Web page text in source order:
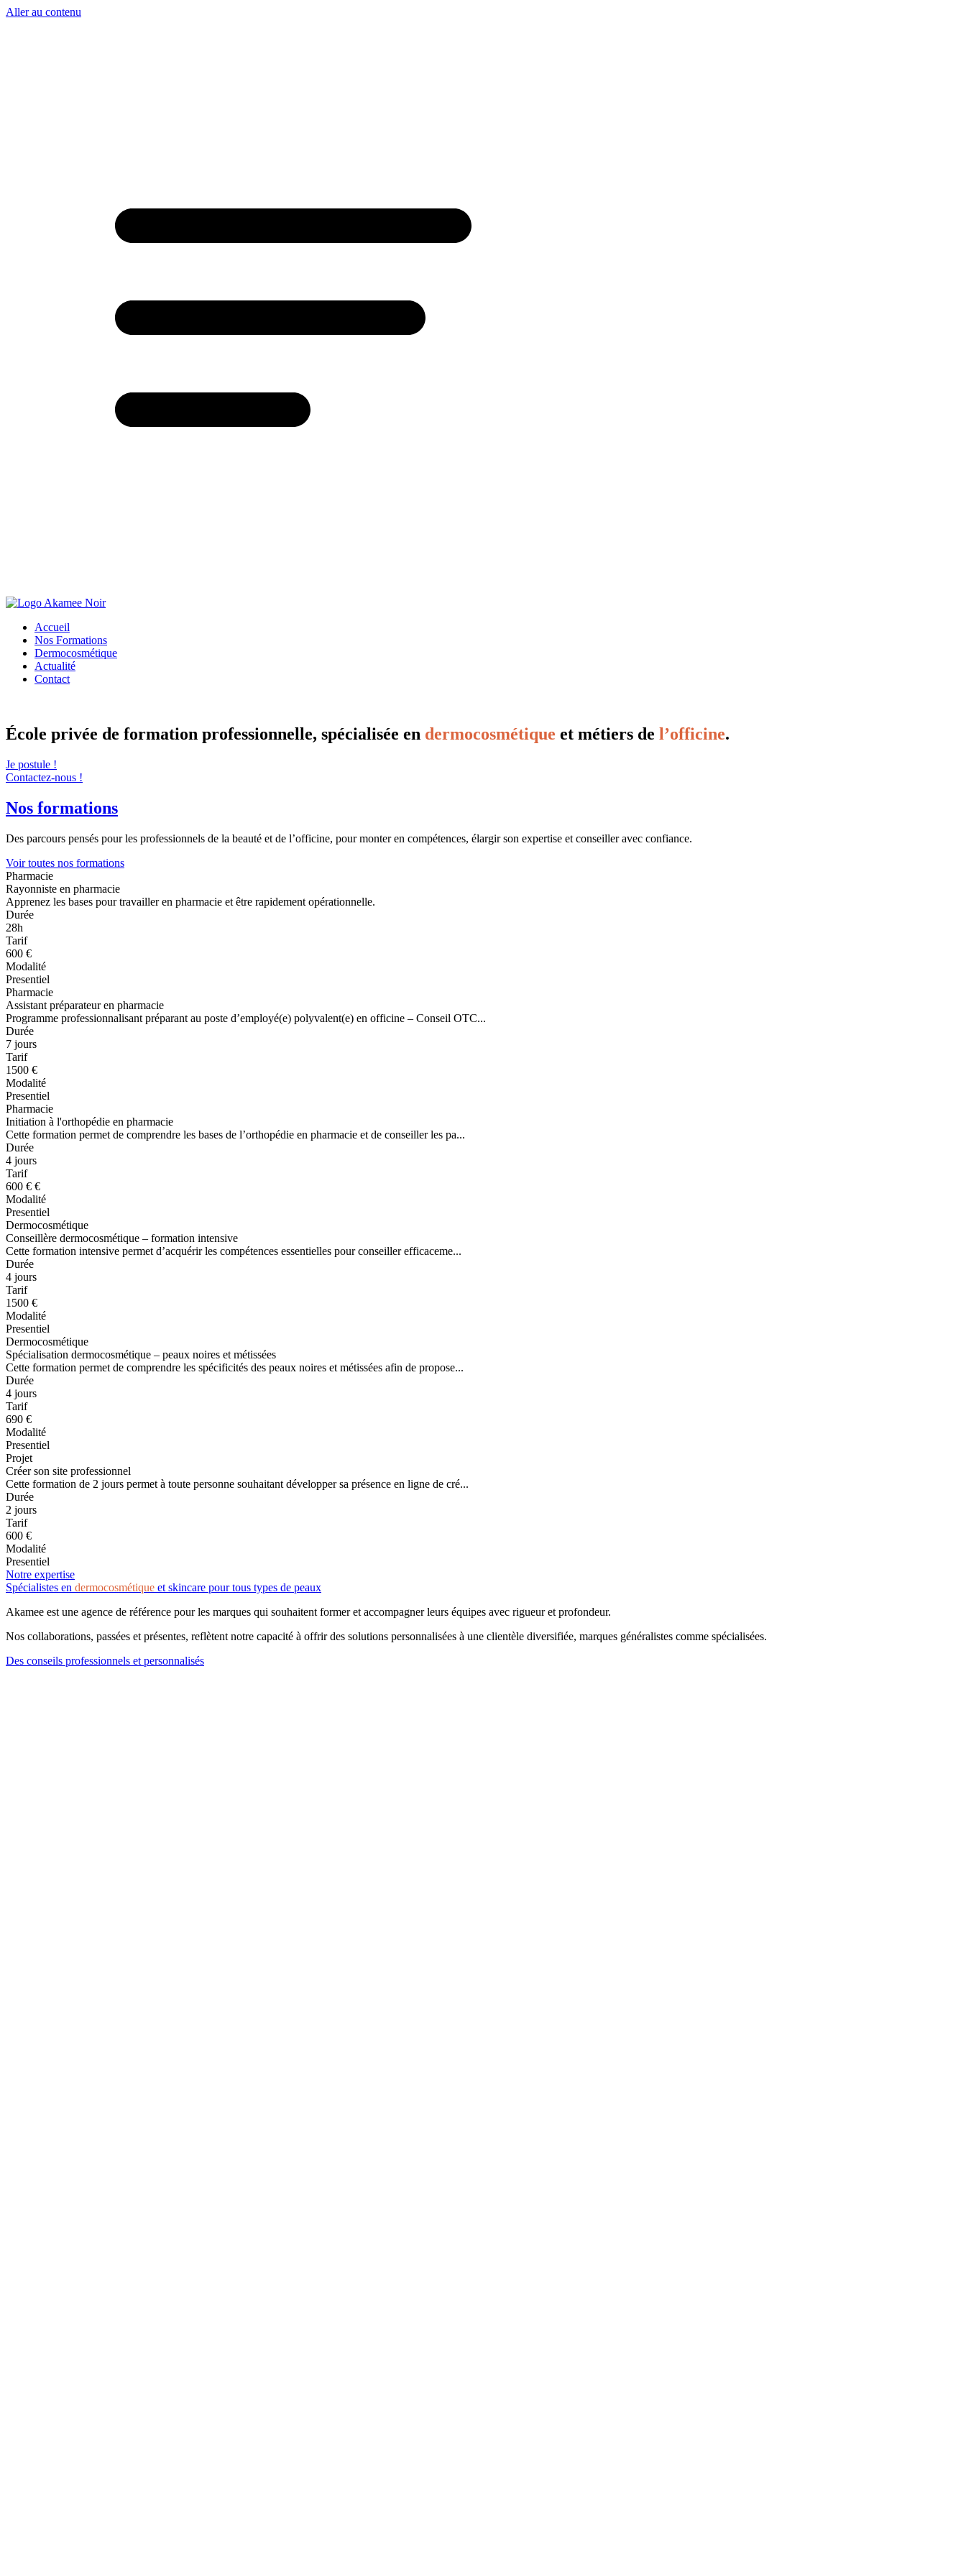
Aller au contenu
Accueil
Nos Formations
Dermocosmétique
Actualité
Contact
École privée de formation professionnelle, spécialisée en dermocosmétique et métiers de l’officine.
Je postule !
Contactez-nous !
Nos formations
Des parcours pensés pour les professionnels de la beauté et de l’officine, pour monter en compétences, élargir son expertise et conseiller avec confiance.
Voir toutes nos formations
Pharmacie
Rayonniste en pharmacie
Apprenez les bases pour travailler en pharmacie et être rapidement opérationnelle.
Durée
28h
Tarif
600 €
Modalité
Presentiel
Pharmacie
Assistant préparateur en pharmacie
Programme professionnalisant préparant au poste d’employé(e) polyvalent(e) en officine – Conseil OTC...
Durée
7 jours
Tarif
1500 €
Modalité
Presentiel
Pharmacie
Initiation à l'orthopédie en pharmacie
Cette formation permet de comprendre les bases de l’orthopédie en pharmacie et de conseiller les pa...
Durée
4 jours
Tarif
600 € €
Modalité
Presentiel
Dermocosmétique
Conseillère dermocosmétique – formation intensive
Cette formation intensive permet d’acquérir les compétences essentielles pour conseiller efficaceme...
Durée
4 jours
Tarif
1500 €
Modalité
Presentiel
Dermocosmétique
Spécialisation dermocosmétique – peaux noires et métissées
Cette formation permet de comprendre les spécificités des peaux noires et métissées afin de propose...
Durée
4 jours
Tarif
690 €
Modalité
Presentiel
Projet
Créer son site professionnel
Cette formation de 2 jours permet à toute personne souhaitant développer sa présence en ligne de cré...
Durée
2 jours
Tarif
600 €
Modalité
Presentiel
Notre expertise
Spécialistes en dermocosmétique et skincare pour tous types de peaux
Akamee est une agence de référence pour les marques qui souhaitent former et accompagner leurs équipes avec rigueur et profondeur.
Nos collaborations, passées et présentes, reflètent notre capacité à offrir des solutions personnalisées à une clientèle diversifiée, marques généralistes comme spécialisées.
Des conseils professionnels et personnalisés